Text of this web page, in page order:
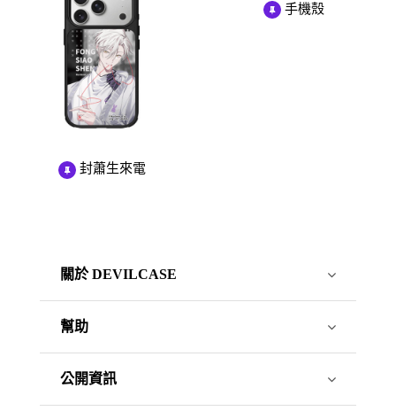
封蕭生來電
手機殼
關於 DEVILCASE
幫助
公開資訊